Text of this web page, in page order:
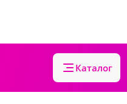
Каталог